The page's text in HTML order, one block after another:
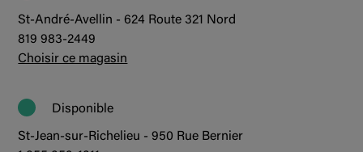
St-André-Avellin - 624 Route 321 Nord
819 983-2449
Choisir ce magasin
Disponible
St-Jean-sur-Richelieu - 950 Rue Bernier